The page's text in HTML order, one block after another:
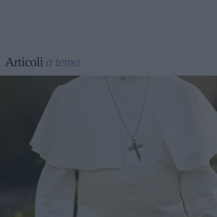
Articoli a tema